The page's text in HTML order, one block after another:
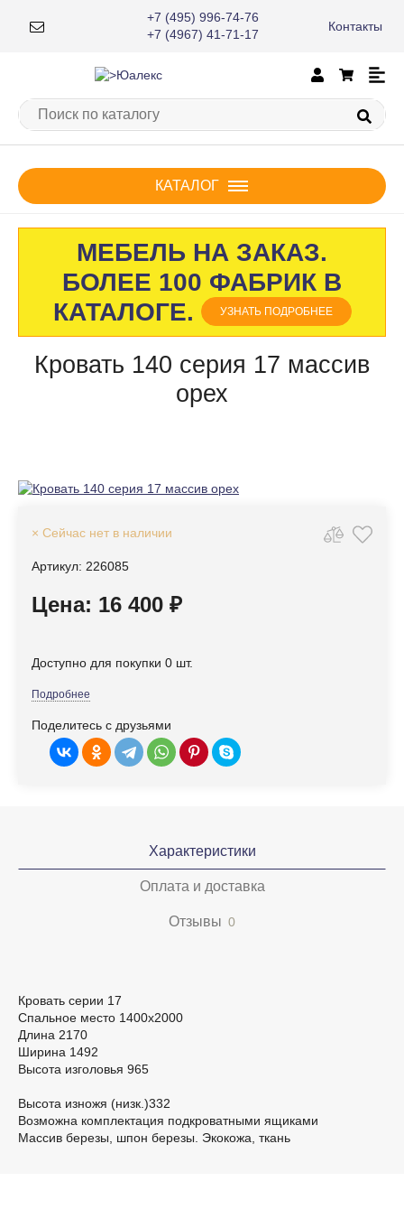
+7 (495) 996-74-76
+7 (4967) 41-71-17
Контакты
×
КАТАЛОГ
МЕБЕЛЬ НА ЗАКАЗ.
БОЛЕЕ 100 ФАБРИК В
КАТАЛОГЕ.
УЗНАТЬ ПОДРОБНЕЕ
Кровать 140 серия 17 массив
орех
× Сейчас нет в наличии
Артикул: 226085
Цена: 16 400 ₽
Доступно для покупки 0 шт.
Подробнее
Поделитесь с друзьями
Характеристики
Оплата и доставка
Отзывы 0
Кровать серии 17
Спальное место 1400х2000
Длина 2170
Ширина 1492
Высота изголовья 965
Высота изножя (низк.)332
Возможна комплектация подкроватными ящиками
Массив березы, шпон березы. Экокожа, ткань